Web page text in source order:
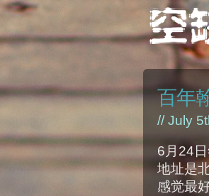
百年
// July
6月24
地址是
感觉最